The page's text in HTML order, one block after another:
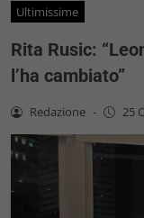
Ultimissime
Rita Rusic:
l’ha cambiato”
Redazione - 25